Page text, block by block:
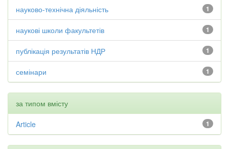
1
науково-технічна діяльність
1
наукові школи факультетів
1
публікація результатів НДР
1
семінари
за типом вмісту
1
Article